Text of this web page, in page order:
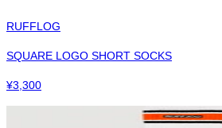
RUFFLOG
SQUARE LOGO SHORT SOCKS
¥3,300